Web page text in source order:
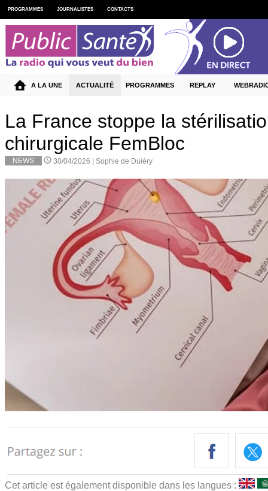
La France stoppe la
chirurgicale FemBloc
NEWS 30/04/2026 | Sophie de Duiéry
Cet article est également disponible dans les langues :
PROGRAMMES JOURNALISTES CONTACTS
A LA UNE ACTUALITÉ PROGRAMMES REPLAY